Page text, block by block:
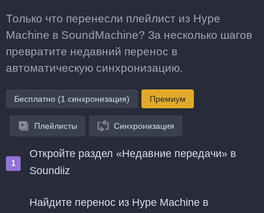
Только что перенесли плейлист из Hype
Machine в SoundMachine? За несколько шагов
превратите недавний перенос в
автоматическую синхронизацию.
Бесплатно (1 синхронизация) Премиум
Плейлисты Синхронизация
Откройте раздел «Недавние передачи» в
Soundiiz
Найдите перенос из Hype Machine в